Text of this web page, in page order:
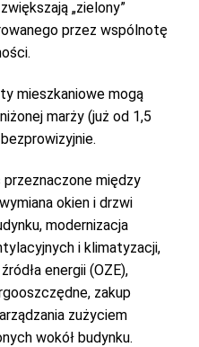
„zielony”
przez wspólnotę
mieszkaniowe mogą
marży (już od 1,5
między
okien i drzwi
modernizacja
i klimatyzacji,
energii (OZE),
zakup
zużyciem
wokół budynku.